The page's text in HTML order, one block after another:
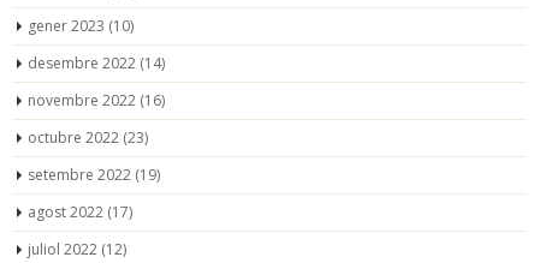
gener 2023 (10)
desembre 2022 (14)
novembre 2022 (16)
octubre 2022 (23)
setembre 2022 (19)
agost 2022 (17)
juliol 2022 (12)